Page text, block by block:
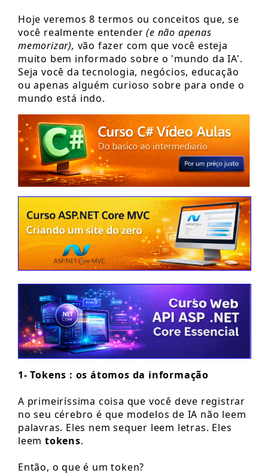
Hoje veremos 8 termos ou conceitos que, se
você realmente entender(e não apenas
memorizar), vão fazer com que você esteja
muito bem informado sobre o 'mundo da IA'.
Seja você da tecnologia, negócios, educação
ou apenas alguém curioso sobre para onde o
mundo está indo.
1- Tokens : os átomos da informação
A primeiríssima coisa que você deve registrar
no seu cérebro é que modelos de IA não leem
palavras. Eles nem sequer leem letras. Eles
leem tokens.
Então, o que é um token?